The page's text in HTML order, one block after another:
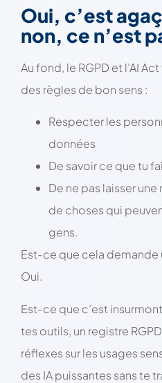
Oui, c’est
non, ce n’est
Au fond, le RGPD et l’AI
des règles de bon sens :
Respecter les
données
De savoir ce que tu
De ne pas laisser
de choses qui
gens.
Est-ce que cela demande
Oui.
Est-ce que c’est
tes outils, un registre
réflexes sur les usages
des IA puissantes sans te